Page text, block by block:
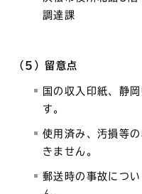
調達課
（5）留意点
国の収入印紙、静
す。
使用済み、汚損等
きません。
郵送時の事故につ